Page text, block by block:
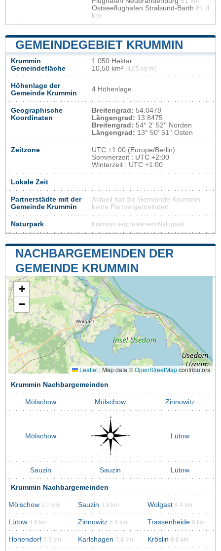
Ostseeflughafen Stralsund-Barth 81.4
km
GEMEINDEGEBIET KRUMMIN
Krummin
Gemeindefläche
1 050 Hektar
10,50 km² (4,05 sq mi)
Höhenlage der
Gemeinde Krummin
4 Höhenlage
Geographische
Koordinaten
Breitengrad: 54.0478
Längengrad: 13.8475
Breitengrad: 54° 2' 52'' Norden
Längengrad: 13° 50' 51'' Osten
Zeitzone UTC +1:00 (Europe/Berlin)
Sommerzeit : UTC +2:00
Winterzeit : UTC +1:00
Lokale Zeit
Partnerstädte mit der
Gemeinde Krummin
Aktuell hat die Gemeinde Krummin
keine Partnergemeinden
Naturpark Krummin liegt in keinem Naturpark
NACHBARGEMEINDEN DER
GEMEINDE KRUMMIN
+
−
Leaflet | Map data ©OpenStreetMapcontributors
Krummin Nachbargemeinden
Mölschow Mölschow Zinnowitz
Mölschow Lütow
Sauzin Sauzin Lütow
Krummin Nachbargemeinden
Mölschow 3.7 km Sauzin 3.8 km Wolgast 4.4 km
Lütow 4.9 km Zinnowitz 5.9 km Trassenheide 6 km
Hohendorf 7.3 km Karlshagen 7.4 km Kröslin 8.6 km